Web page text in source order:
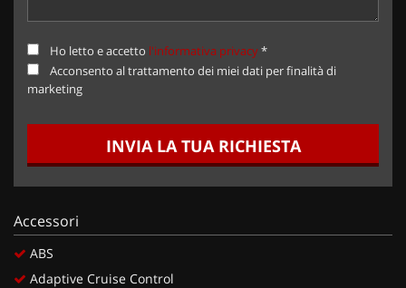
Ho letto e accetto l'informativa privacy*
Acconsento al trattamento dei miei dati per finalità di
marketing
INVIA LA TUA RICHIESTA
Accessori
ABS
Adaptive Cruise Control